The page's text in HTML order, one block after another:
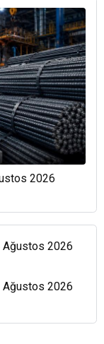
2026
Ağustos 2026
Ağustos 2026